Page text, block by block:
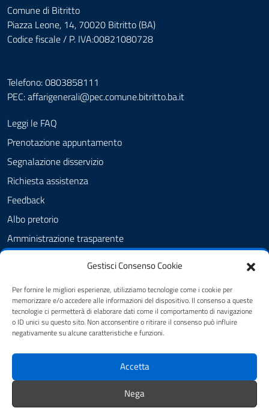
Gestisci Consenso Cookie
Per fornire le migliori esperienze, utilizziamo tecnologie come i cookie per
memorizzare e/o accedere alle informazioni del dispositivo. Il consenso a queste
tecnologie ci permetterà di elaborare dati come il comportamento di navigazione
o ID unici su questo sito. Non acconsentire o ritirare il consenso può influire
negativamente su alcune caratteristiche e funzioni.
Accetta
Nega
Comune di Bitritto
Piazza Leone, 14, 70020 Bitritto (BA)
Codice fiscale / P. IVA:00821080728
Telefono: 0803858111
PEC:affarigenerali@pec.comune.bitritto.ba.it
Leggi le FAQ
Prenotazione appuntamento
Segnalazione disservizio
Richiesta assistenza
Feedback
Albo pretorio
Amministrazione trasparente
Dichiarazione di accessibilità
Note legali
SEGUICI SU
youtube twitter facebook